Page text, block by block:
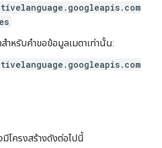
ำหรับคำขอข้อมูลเมตาเท่านั้น:
โครงสร้างดังต่อไปนี้